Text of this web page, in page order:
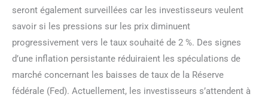
seront également surveillées car les investisseurs veulent
savoir si les pressions sur les prix diminuent
progressivement vers le taux souhaité de 2 %. Des signes
d’une inflation persistante réduiraient les spéculations de
marché concernant les baisses de taux de la Réserve
fédérale (Fed). Actuellement, les investisseurs s’attendent à